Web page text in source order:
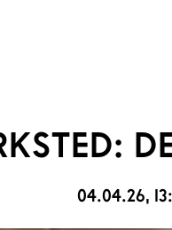
04.04.26,